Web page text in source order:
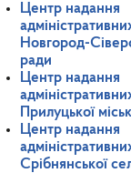
Центр надання
Новгород-
ради
Центр надання
Прилуцької
Центр надання
Срібнянської